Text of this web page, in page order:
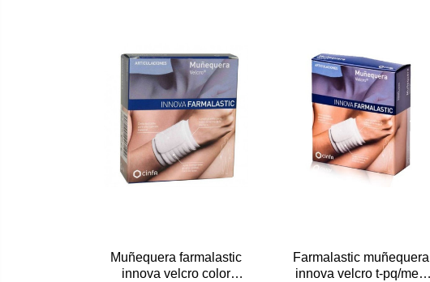
Muñequera farmalastic
innova velcro color
Farmalastic muñequera
innova velcro t-pq/med